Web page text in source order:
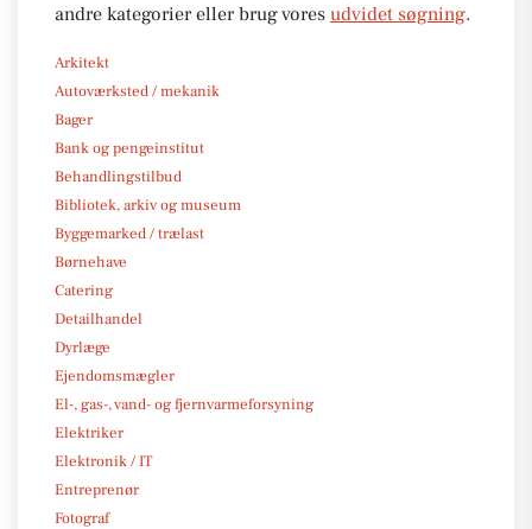
andre kategorier eller brug vores udvidet søgning.
Arkitekt
Autoværksted / mekanik
Bager
Bank og pengeinstitut
Behandlingstilbud
Bibliotek, arkiv og museum
Byggemarked / trælast
Børnehave
Catering
Detailhandel
Dyrlæge
Ejendomsmægler
El-, gas-, vand- og fjernvarmeforsyning
Elektriker
Elektronik / IT
Entreprenør
Fotograf